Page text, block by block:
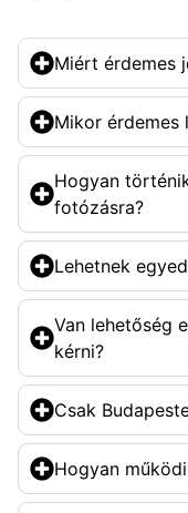
Miért érdemes
Mikor
Hogyan
fotózásra?
Lehetnek
Van lehetőség
kérni?
Csak
Hogyan